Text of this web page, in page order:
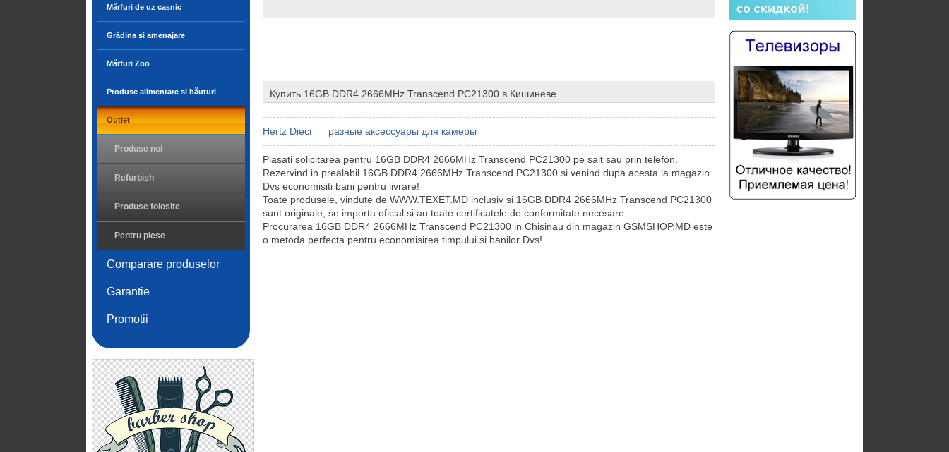
Mărfuri de uz casnic
Grădina și amenajare
Mărfuri Zoo
Produse alimentare si băuturi
Outlet
Produse noi
Refurbish
Produse folosite
Pentru piese
Comparare produselor
Garantie
Promotii
Купить 16GB DDR4 2666MHz Transcend PC21300 в Кишиневе
Hertz Dieci разные аксессуары для камеры
Plasati solicitarea pentru 16GB DDR4 2666MHz Transcend PC21300 pe sait sau prin telefon.
Rezervind in prealabil 16GB DDR4 2666MHz Transcend PC21300 si venind dupa acesta la magazin
Dvs economisiti bani pentru livrare!
Toate produsele, vindute de WWW.TEXET.MD inclusiv si 16GB DDR4 2666MHz Transcend PC21300
sunt originale, se importa oficial si au toate certificatele de conformitate necesare.
Procurarea 16GB DDR4 2666MHz Transcend PC21300 in Chisinau din magazin GSMSHOP.MD este
o metoda perfecta pentru economisirea timpului si banilor Dvs!